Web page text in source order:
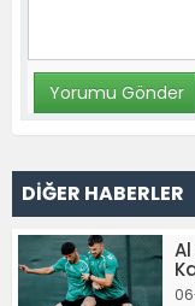
DİĞER HABERLER